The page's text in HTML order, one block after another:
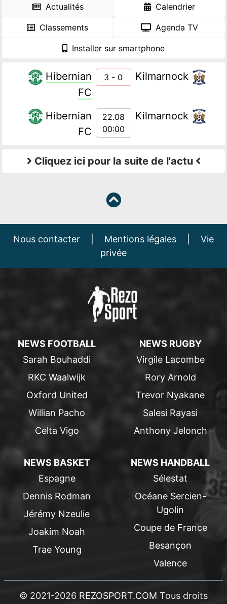
Actualités Calendrier
Classements Agenda TV
Installer sur smartphone
Hibernian
FC
3 - 0 Kilmarnock
Hibernian
FC
22.08
00:00
Kilmarnock
Cliquez ici pour la suite de l'actu
Nous contacter Mentions légales
Vie
privée
NEWS FOOTBALL
Sarah Bouhaddi
RKC Waalwijk
Oxford United
Willian Pacho
Celta Vigo
NEWS RUGBY
Virgile Lacombe
Rory Arnold
Trevor Nyakane
Salesi Rayasi
Anthony Jelonch
NEWS BASKET
Espagne
Dennis Rodman
Jérémy Nzeulie
Joakim Noah
Trae Young
NEWS HANDBALL
Sélestat
Océane Sercien-
Ugolin
Coupe de France
Besançon
Valence
© 2021-2026 REZOSPORT.COM Tous droits